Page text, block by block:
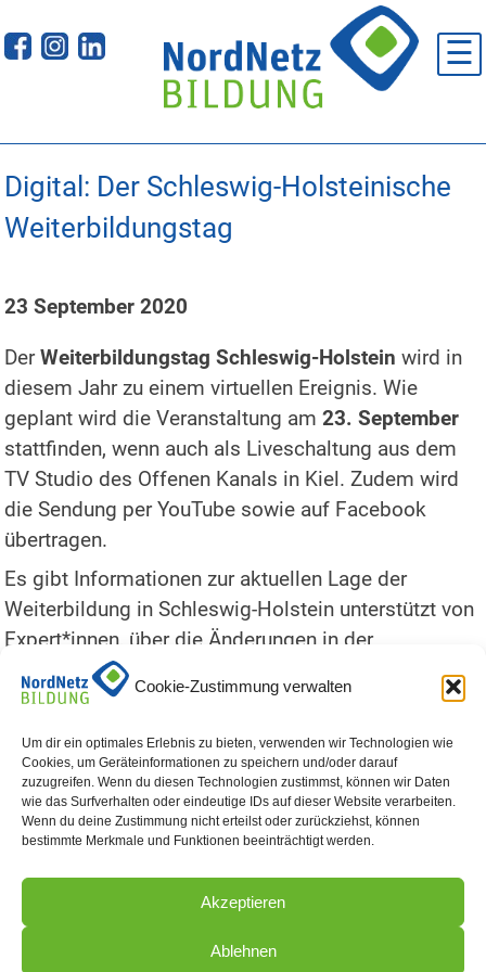
Cookie-Zustimmung verwalten
Um dir ein optimales Erlebnis zu bieten, verwenden wir Technologien wie
Cookies, um Geräteinformationen zu speichern und/oder darauf
zuzugreifen. Wenn du diesen Technologien zustimmst, können wir Daten
wie das Surfverhalten oder eindeutige IDs auf dieser Website verarbeiten.
Wenn du deine Zustimmung nicht erteilst oder zurückziehst, können
bestimmte Merkmale und Funktionen beeinträchtigt werden.
Akzeptieren
Ablehnen
to
content
☰
Digital: Der Schleswig-Holsteinische
Weiterbildungstag
23 September 2020
DerWeiterbildungstag Schleswig-Holstein wird in
diesem Jahr zu einem virtuellen Ereignis. Wie
geplant wird die Veranstaltung am23. September
stattfinden, wenn auch als Liveschaltung aus dem
TV Studio des Offenen Kanals in Kiel. Zudem wird
die Sendung per YouTube sowie auf Facebook
übertragen.
Es gibt Informationen zur aktuellen Lage der
Weiterbildung in Schleswig-Holstein unterstützt von
Expert*innen, über die Änderungen in der
Förderlandschaft.
Von besonderem Interesse sind dabei das
erweiterte Aufstiegsbafög, das
Qualifizierungschancengesetz und der
Weiterbildungsbonus des Landes.
Freuen Sie sich auf persönliche Geschichten
Beiträge von Expert*innen, mit denen Sie im
Anschluss auch telefonieren oder chatten können.